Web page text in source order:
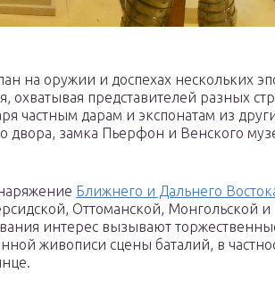
на оружии и доспехах нескольких
охватывая представителей разных
частным дарам и экспонатам из
двора, замка Пьерфон и Венского
Ближнего и Дальнего
Оттоманской, Монгольской и
интерес вызывают
живописи сцены баталий, в